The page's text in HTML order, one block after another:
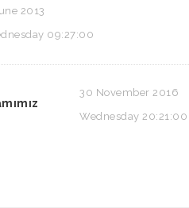
2013
09:27:00
30 November 2016
Wednesday 20:21:00